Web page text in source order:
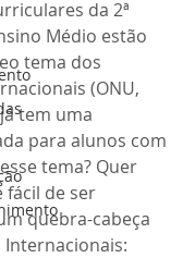
da 2ª
Médio estão
tema dos
(ONU,
tem uma
para alunos com
tema? Quer
fácil de ser
quebra-cabeça